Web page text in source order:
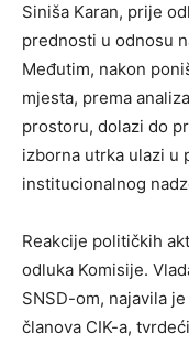
Siniša Karan, prije
prednosti u odnosu
Međutim, nakon
mjesta, prema
prostoru, dolazi do
izborna utrka ulazi u
institucionalnog
Reakcije političkih
odluka Komisije.
SNSD-om, najavila
članova CIK-a,